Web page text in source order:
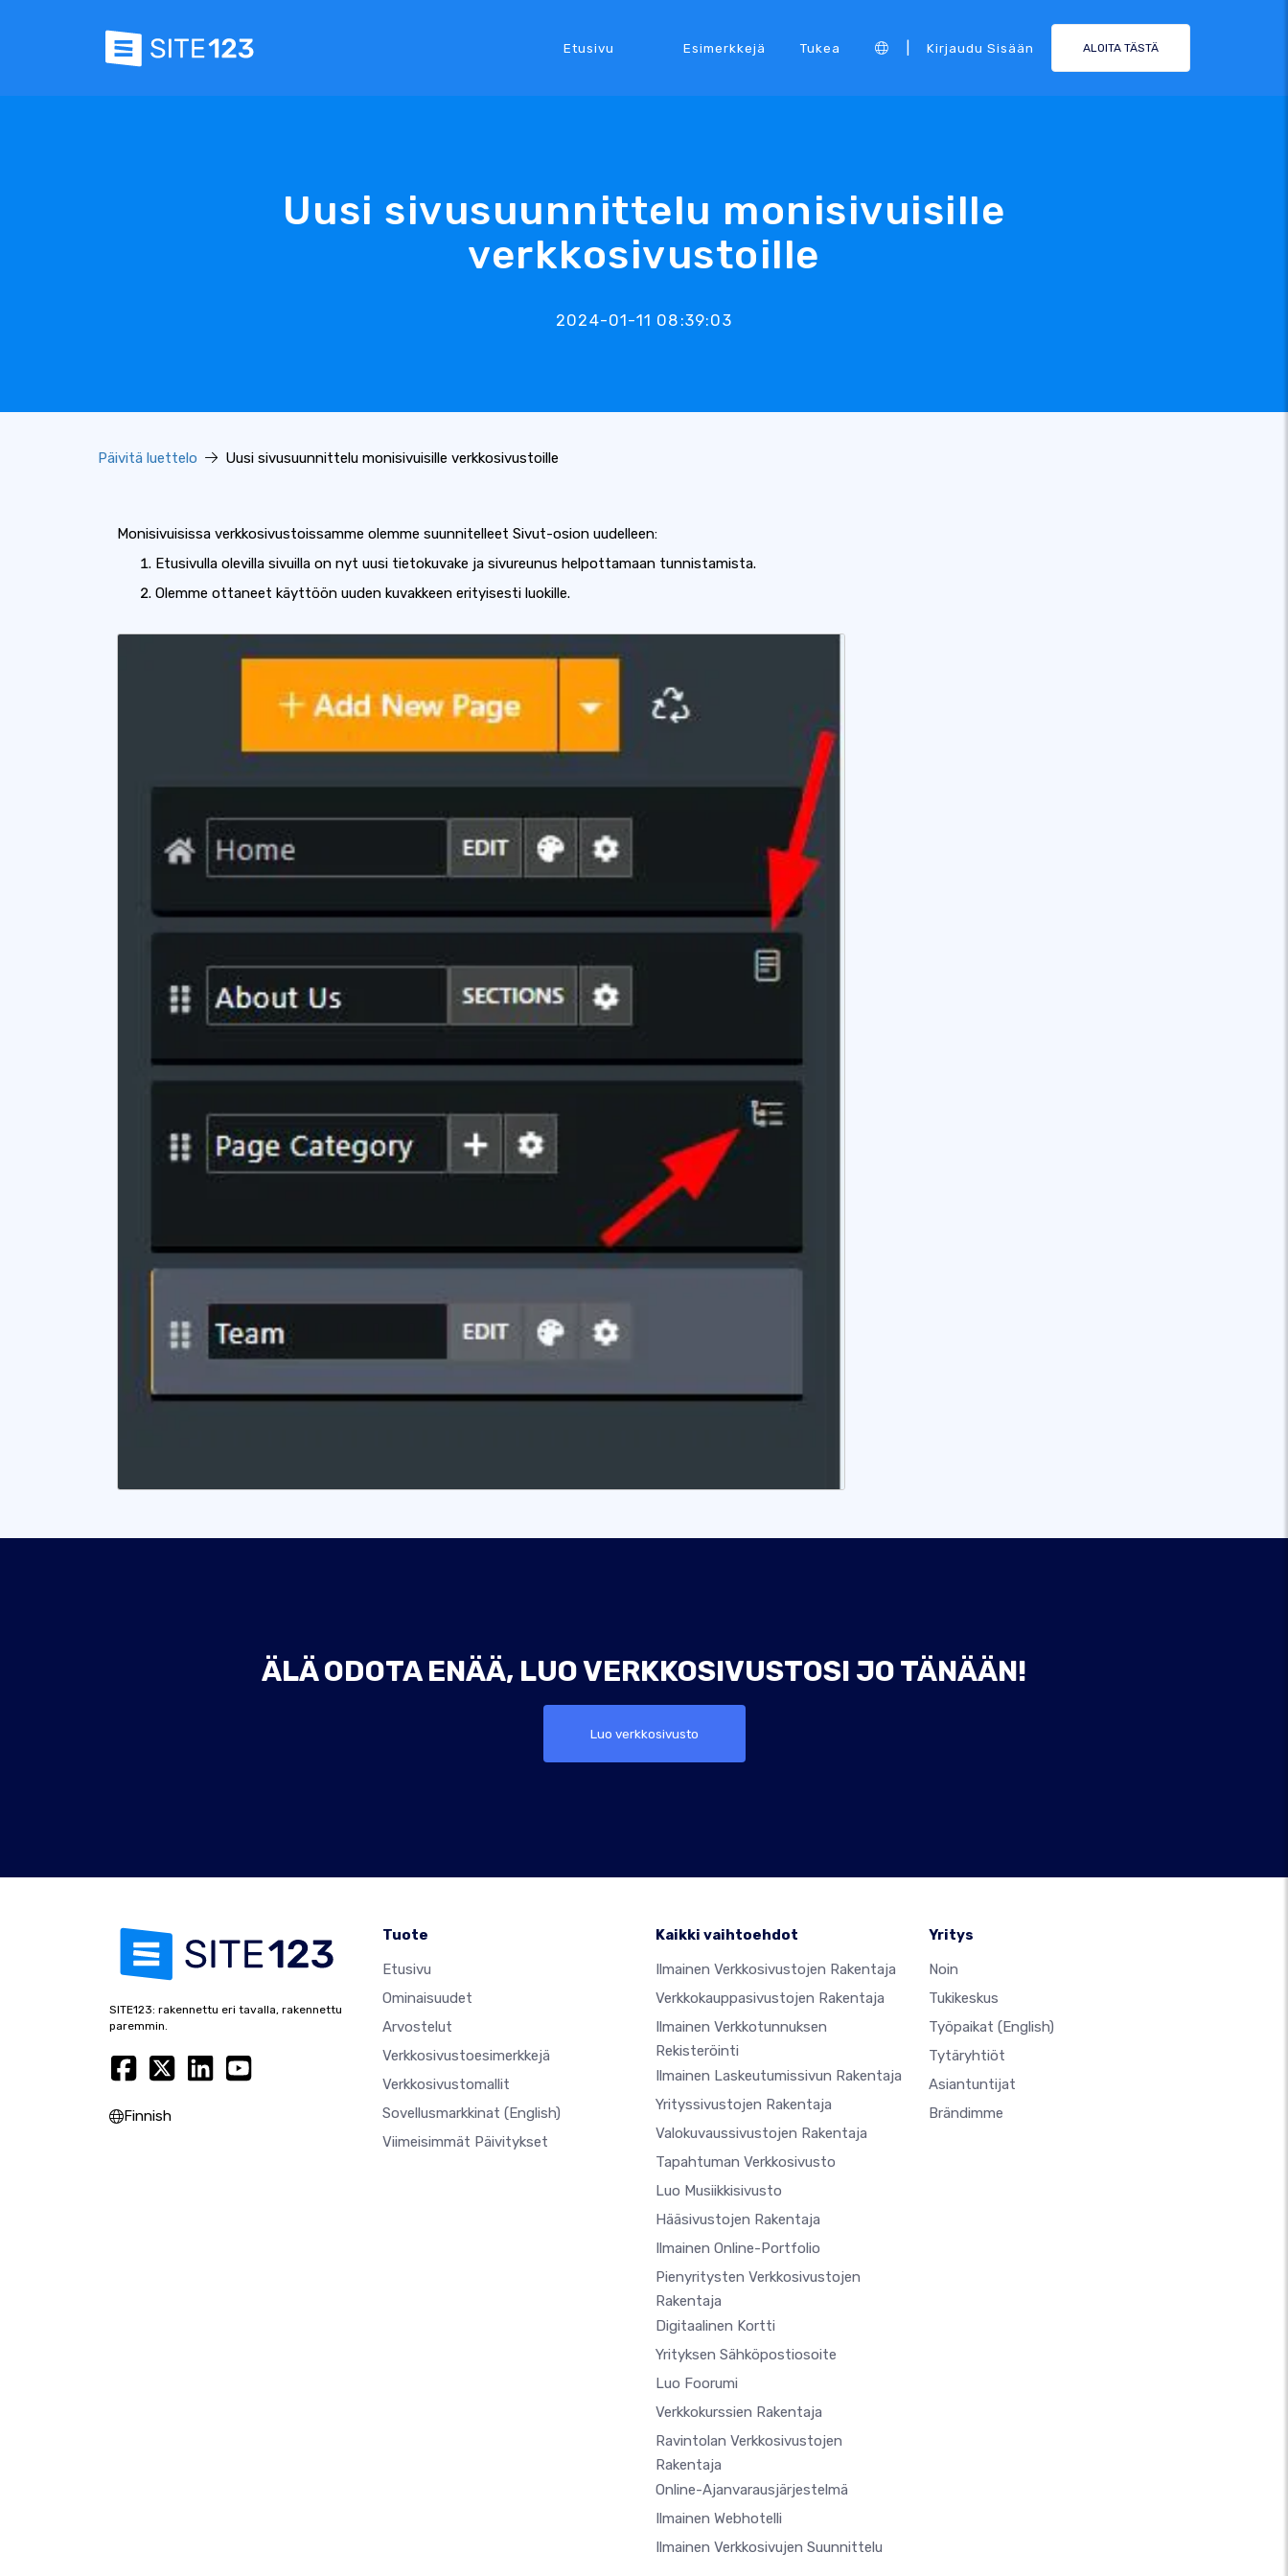
Etusivu Esimerkkejä Tukea Kirjaudu Sisään ALOITA TÄSTÄ
Uusi sivusuunnittelu monisivuisille
verkkosivustoille
2024-01-11 08:39:03
Päivitä luettelo Uusi sivusuunnittelu monisivuisille verkkosivustoille
Monisivuisissa verkkosivustoissamme olemme suunnitelleet Sivut-osion uudelleen:
Etusivulla olevilla sivuilla on nyt uusi tietokuvake ja sivureunus helpottamaan tunnistamista.
Olemme ottaneet käyttöön uuden kuvakkeen erityisesti luokille.
ÄLÄ ODOTA ENÄÄ, LUO VERKKOSIVUSTOSI JO TÄNÄÄN!
Luo verkkosivusto
SITE123: rakennettu eri tavalla, rakennettu
paremmin.
Finnish
Tuote
Etusivu
Ominaisuudet
Arvostelut
Verkkosivustoesimerkkejä
Verkkosivustomallit
Sovellusmarkkinat (English)
Viimeisimmät Päivitykset
Kaikki vaihtoehdot
Ilmainen Verkkosivustojen Rakentaja
Verkkokauppasivustojen Rakentaja
Ilmainen Verkkotunnuksen
Rekisteröinti
Ilmainen Laskeutumissivun Rakentaja
Yrityssivustojen Rakentaja
Valokuvaussivustojen Rakentaja
Tapahtuman Verkkosivusto
Luo Musiikkisivusto
Hääsivustojen Rakentaja
Ilmainen Online-Portfolio
Pienyritysten Verkkosivustojen
Rakentaja
Digitaalinen Kortti
Yrityksen Sähköpostiosoite
Luo Foorumi
Verkkokurssien Rakentaja
Ravintolan Verkkosivustojen
Rakentaja
Online-Ajanvarausjärjestelmä
Ilmainen Webhotelli
Ilmainen Verkkosivujen Suunnittelu
Yritys
Noin
Tukikeskus
Työpaikat (English)
Tytäryhtiöt
Asiantuntijat
Brändimme